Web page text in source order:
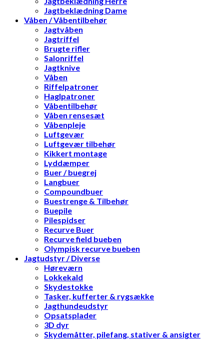
Jagtbeklædning Dame
Våben / Våbentilbehør
Jagtvåben
Jagtriffel
Brugte rifler
Salonriffel
Jagtknive
Våben
Riffelpatroner
Haglpatroner
Våbentilbehør
Våben rensesæt
Våbenpleje
Luftgevær
Luftgevær tilbehør
Kikkert montage
Lyddæmper
Buer / buegrej
Langbuer
Compoundbuer
Buestrenge & Tilbehør
Buepile
Pilespidser
Recurve Buer
Recurve field bueben
Olympisk recurve bueben
Jagtudstyr / Diverse
Høreværn
Lokkekald
Skydestokke
Tasker, kufferter & rygsække
Jagthundeudstyr
Opsatsplader
3D dyr
Skydemåtter, pilefang, stativer & ansigter